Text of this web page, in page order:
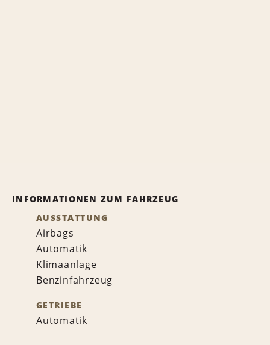
INFORMATIONEN ZUM FAHRZEUG
AUSSTATTUNG
Airbags
Automatik
Klimaanlage
Benzinfahrzeug
GETRIEBE
Automatik